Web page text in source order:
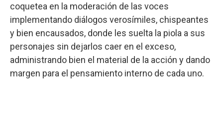
coquetea en la moderación de las voces
implementando diálogos verosímiles, chispeantes
y bien encausados, donde les suelta la piola a sus
personajes sin dejarlos caer en el exceso,
administrando bien el material de la acción y dando
margen para el pensamiento interno de cada uno.